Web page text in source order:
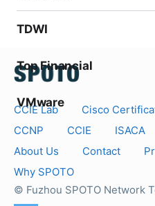
TDWI
Top Financial
VMware
CCIE Lab Cisco
CCNP
CCIE ISACA
About Us
Contact
Why SPOTO
© Fuzhou SPOTO Network